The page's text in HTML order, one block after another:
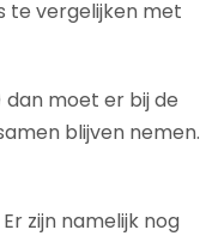
te vergelijken met
moet er bij de
blijven nemen.
zijn namelijk nog